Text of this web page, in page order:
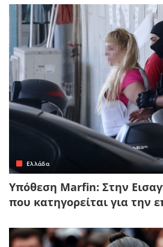
Ελλάδα
Υπόθεση Marfin: Στην
που κατηγορείται για την